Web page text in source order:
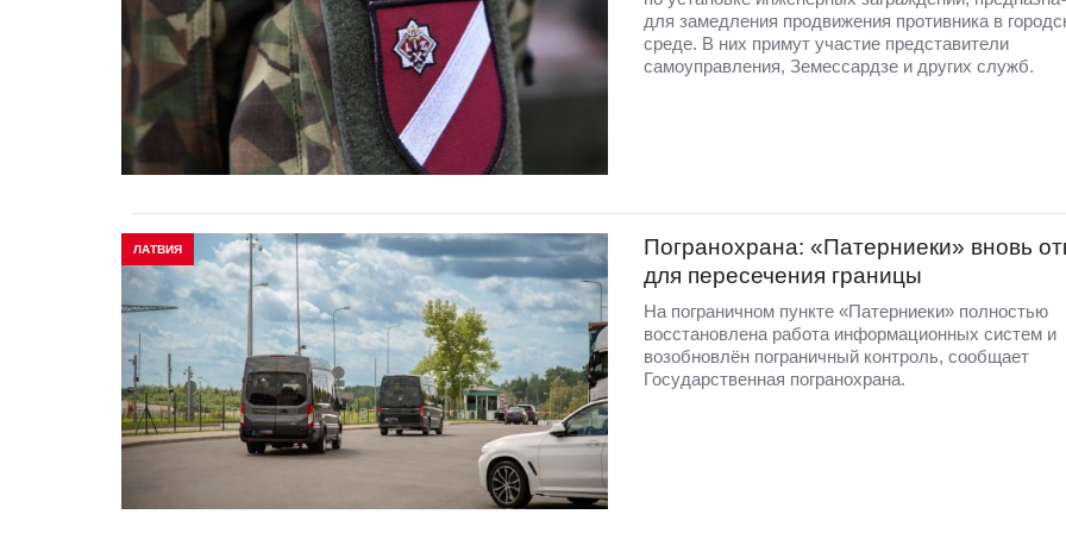
для замедления продвижения противника в
среде. В них примут участие представители
самоуправления, Земессардзе и других служб.
ЛАТВИЯ
Погранохрана: «Патерниеки» вновь
для пересечения границы
На пограничном пункте «Патерниеки» полностью
восстановлена работа информационных систем и
возобновлён пограничный контроль, сообщает
Государственная погранохрана.